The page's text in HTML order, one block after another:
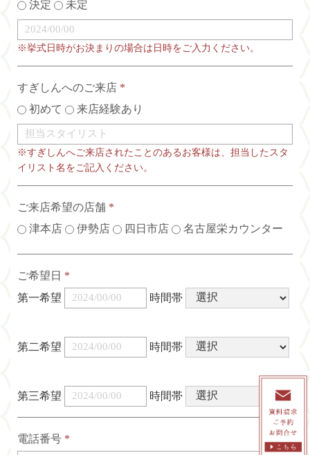
決定
未定
※挙式日時がお決まりの場合は日時をご入力ください。
すぎしんへのご来店 *
初めて
来店経験あり
※すぎしんへご来店されたことのあるお客様は、担当したスタ
イリスト名をご記入ください。
ご来店希望の店舗 *
津本店
伊勢店 四日市店 名古屋栄カウンター
ご希望日 *
第一希望
時間帯
第二希望 時間帯
第三希望 時間帯
電話番号 *